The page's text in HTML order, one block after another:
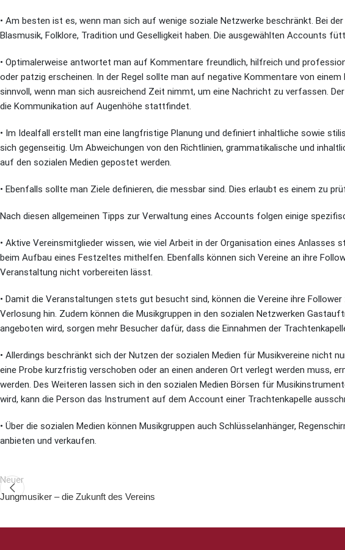
• Am besten ist es, wenn man sich auf wenige soziale Netzwerke beschränkt. Bei
Blasmusik, Folklore, Tradition und Geselligkeit haben. Die ausgewählten Accounts
• Optimalerweise antwortet man auf Kommentare freundlich, hilfreich und
oder patzig erscheinen. In der Regel sollte man auf negative Kommentare von
sinnvoll, wenn man sich ausreichend Zeit nimmt, um eine Nachricht zu verfassen.
die Kommunikation auf Augenhöhe stattfindet.
• Im Idealfall erstellt man eine langfristige Planung und definiert inhaltliche sowie
sich gegenseitig. Um Abweichungen von den Richtlinien, grammatikalische und
auf den sozialen Medien gepostet werden.
• Ebenfalls sollte man Ziele definieren, die messbar sind. Dies erlaubt es einem zu
Nach diesen allgemeinen Tipps zur Verwaltung eines Accounts folgen einige
• Aktive Vereinsmitglieder wissen, wie viel Arbeit in der Organisation eines Anlasses
beim Aufbau eines Festzeltes mithelfen. Ebenfalls können sich Vereine an ihre
Veranstaltung nicht vorbereiten lässt.
• Damit die Veranstaltungen stets gut besucht sind, können die Vereine ihre
Verlosung hin. Zudem können die Musikgruppen in den sozialen Netzwerken
angeboten wird, sorgen mehr Besucher dafür, dass die Einnahmen der
• Allerdings beschränkt sich der Nutzen der sozialen Medien für Musikvereine nicht
eine Probe kurzfristig verschoben oder an einen anderen Ort verlegt werden muss,
werden. Des Weiteren lassen sich in den sozialen Medien Börsen für
wird, kann die Person das Instrument auf dem Account einer Trachtenkapelle
• Über die sozialen Medien können Musikgruppen auch Schlüsselanhänger,
anbieten und verkaufen.
Neuer
Jungmusiker – die Zukunft des Vereins